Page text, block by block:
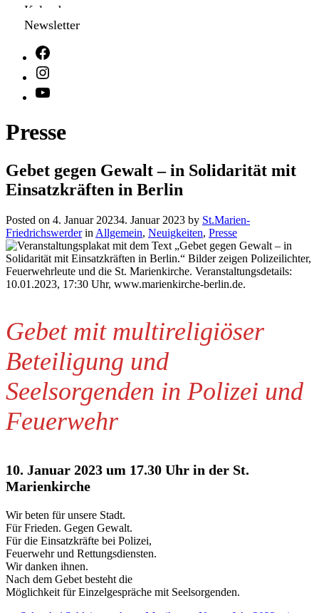
Kalender
Newsletter
Presse
Gebet gegen Gewalt – in Solidarität mit
Einsatzkräften in Berlin
Posted on 4. Januar 20234. Januar 2023 by St.Marien-
Friedrichswerderin Allgemein, Neuigkeiten, Presse
Gebet mit multireligiöser
Beteiligung und
Seelsorgenden in Polizei und
Feuerwehr
10. Januar 2023 um 17.30 Uhr in der St.
Marienkirche
Wir beten für unsere Stadt.
Für Frieden. Gegen Gewalt.
Für die Einsatzkräfte bei Polizei,
Feuerwehr und Rettungsdiensten.
Wir danken ihnen.
Nach dem Gebet besteht die
Möglichkeit für Einzelgespräche mit Seelsorgenden.